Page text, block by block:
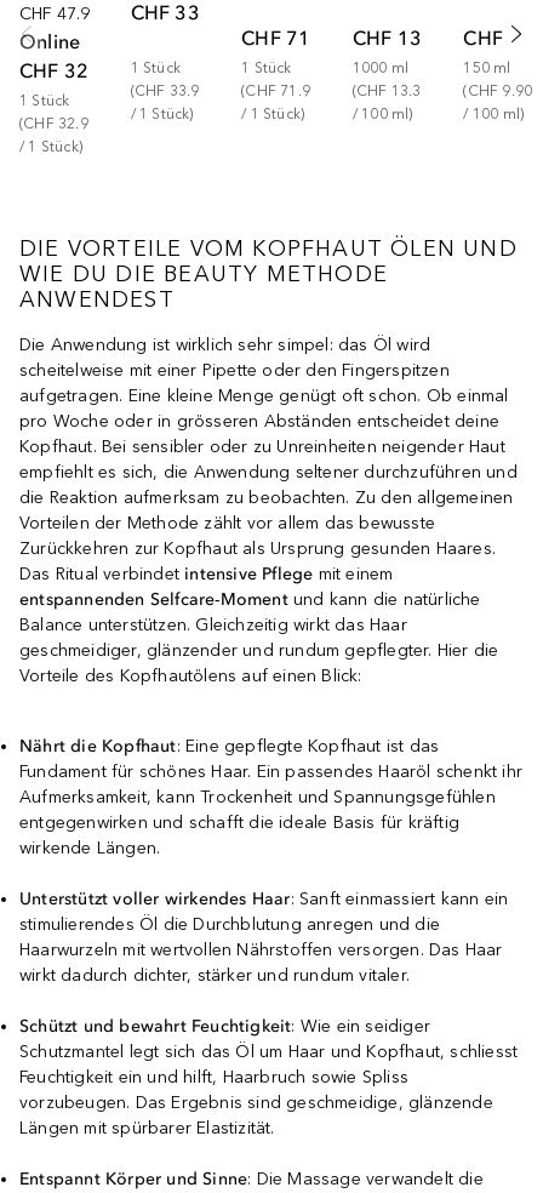
CHF 47.90
Online
CHF 32.90
1 Stück
(CHF 32.90
/ 1 Stück)
CHF 33.90
1 Stück
(CHF 33.90
/ 1 Stück)
CHF 71.90
1
Stück
(CHF 71.90
/ 1 Stück)
CHF 133.00
1000 ml
(CHF 13.30
/ 100 ml)
CHF
150 ml
(CHF 9.90
/ 100 ml )
DIE VORTEILE VOM KOPFHAUT ÖLEN UND
WIE DU DIE BEAUTY METHODE
ANWENDEST
Die Anwendung ist wirklich sehr simpel: das Öl wird
scheitelweise mit einer Pipette oder den Fingerspitzen
aufgetragen. Eine kleine Menge genügt oft schon. Ob einmal
pro Woche oder in grösseren Abständen entscheidet deine
Kopfhaut. Bei sensibler oder zu Unreinheiten neigender Haut
empfiehlt es sich, die Anwendung seltener durchzuführen und
die Reaktion aufmerksam zu beobachten. Zu den allgemeinen
Vorteilen der Methode zählt vor allem das bewusste
Zurückkehren zur Kopfhaut als Ursprung gesunden Haares.
Das Ritual verbindet intensive Pflege mit einem
entspannenden Selfcare-Moment und kann die natürliche
Balance unterstützen. Gleichzeitig wirkt das Haar
geschmeidiger, glänzender und rundum gepflegter. Hier die
Vorteile des Kopfhautölens auf einen Blick:
Nährt die Kopfhaut: Eine gepflegte Kopfhaut ist das
Fundament für schönes Haar. Ein passendes Haaröl schenkt ihr
Aufmerksamkeit, kann Trockenheit und Spannungsgefühlen
entgegenwirken und schafft die ideale Basis für kräftig
wirkende Längen.
Unterstützt voller wirkendes Haar: Sanft einmassiert kann ein
stimulierendes Öl die Durchblutung anregen und die
Haarwurzeln mit wertvollen Nährstoffen versorgen. Das Haar
wirkt dadurch dichter, stärker und rundum vitaler.
Schützt und bewahrt Feuchtigkeit: Wie ein seidiger
Schutzmantel legt sich das Öl um Haar und Kopfhaut, schliesst
Feuchtigkeit ein und hilft, Haarbruch sowie Spliss
vorzubeugen. Das Ergebnis sind geschmeidige, glänzende
Längen mit spürbarer Elastizität.
Entspannt Körper und Sinne: Die Massage verwandelt die